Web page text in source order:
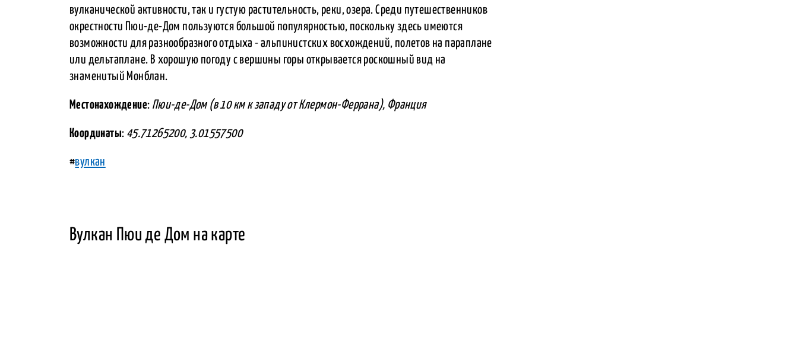
вулканической активности, так и густую растительность, реки, озера. Среди путешественников
окрестности Пюи-де-Дом пользуются большой популярностью, поскольку здесь имеются
возможности для разнообразного отдыха - альпинистских восхождений, полетов на параплане
или дельтаплане. В хорошую погоду с вершины горы открывается роскошный вид на
знаменитый Монблан.
Местонахождение: Пюи-де-Дом (в 10 км к западу от Клермон-Феррана), Франция
Координаты: 45.71265200, 3.01557500
#вулкан
Вулкан Пюи де Дом на карте